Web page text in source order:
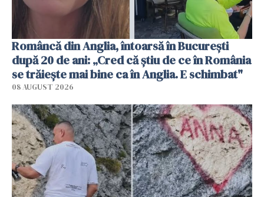
Româncă din Anglia, întoarsă în București
după 20 de ani: „Cred că știu de ce în România
se trăiește mai bine ca în Anglia. E schimbat"
08 AUGUST 2026